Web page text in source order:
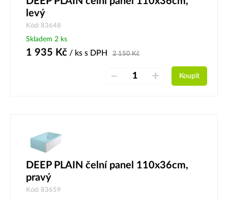
levý
Kód: 83648
Skladem 2 ks
1 935 Kč / ks s DPH 2 150Kč
– + Koupit
DEEP PLAIN čelní panel 110x36cm,
pravý
Kód: 83659